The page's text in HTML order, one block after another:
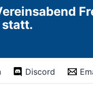
statt.
Discord